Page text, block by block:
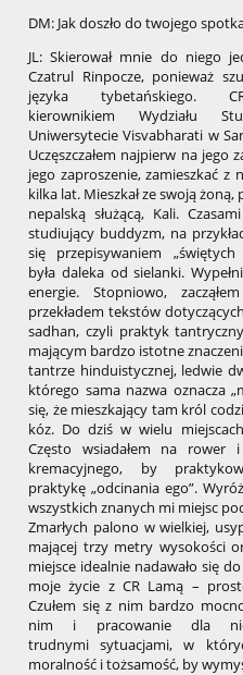
DM: Jak doszło do twojego
JL: Skierował mnie do niego
Czatrul Rinpocze, ponieważ
języka tybetańskiego.
kierownikiem Wydziału
Uniwersytecie Visvabharati w
Uczęszczałem najpierw na jego
jego zaproszenie, zamieszkać z
kilka lat. Mieszkał ze swoją żoną,
nepalską służącą, Kali.
studiujący buddyzm, na
się przepisywaniem
była daleka od sielanki.
energie. Stopniowo,
przekładem tekstów
sadhan, czyli praktyk
mającym bardzo istotne
tantrze hinduistycznej, ledwie
którego sama nazwa oznacza
się, że mieszkający tam król
kóz. Do dziś w wielu
Często wsiadałem na rower
kremacyjnego, by
praktykę „odcinania ego”.
wszystkich znanych mi miejsc
Zmarłych palono w wielkiej,
mającej trzy metry wysokości
miejsce idealnie nadawało się
moje życie z CR Lamą –
Czułem się z nim bardzo
nim i pracowanie dla
trudnymi sytuacjami, w
moralność i tożsamość, by